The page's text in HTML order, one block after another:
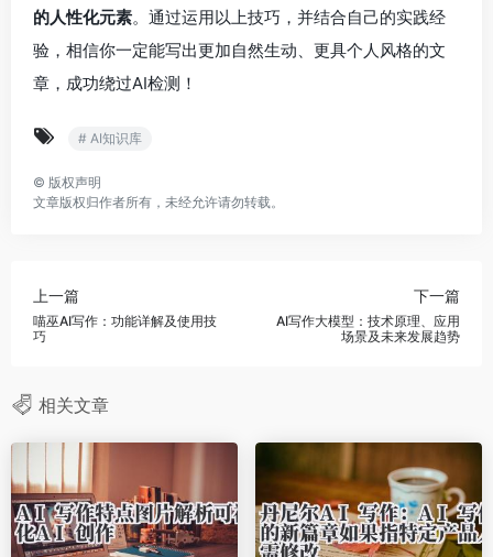
的人性化元素。通过运用以上技巧，并结合自己的实践经
验，相信你一定能写出更加自然生动、更具个人风格的文
章，成功绕过AI检测！
# AI知识库
© 版权声明
文章版权归作者所有，未经允许请勿转载。
上一篇
喵巫AI写作：功能详解及使用技
巧
下一篇
AI写作大模型：技术原理、应用
场景及未来发展趋势
相关文章